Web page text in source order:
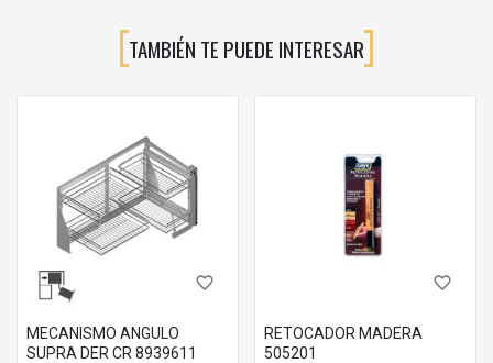
TAMBIÉN TE PUEDE INTERESAR
favorite_border
MECANISMO ANGULO
SUPRA DER CR 8939611
favorite_border
RETOCADOR MADERA
505201